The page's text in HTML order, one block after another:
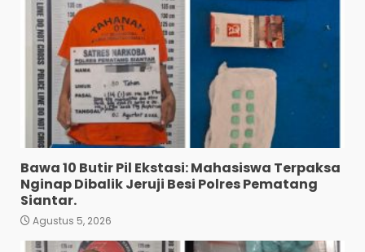
Bawa 10 Butir Pil Ekstasi: Mahasiswa Terpaksa
Nginap Dibalik Jeruji Besi Polres Pematang
Siantar.
Agustus 5, 2026
Anak Diduga Diringkus